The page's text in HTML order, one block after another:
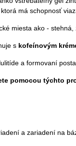
, ktorá má schopnosť
miesta ako -
s kofeínovým
a formovaní
pomocou týchto
a zariadení na